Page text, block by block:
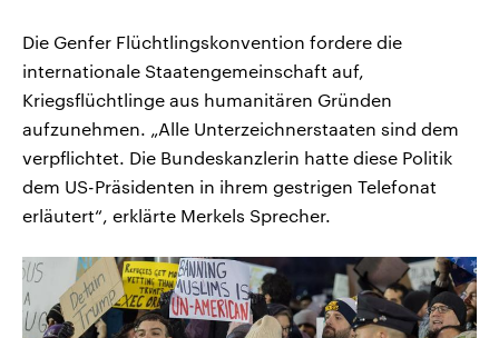
Die Genfer Flüchtlingskonvention fordere die
internationale Staatengemeinschaft auf,
Kriegsflüchtlinge aus humanitären Gründen
aufzunehmen. „Alle Unterzeichnerstaaten sind dem
verpflichtet. Die Bundeskanzlerin hatte diese Politik
dem US-Präsidenten in ihrem gestrigen Telefonat
erläutert“, erklärte Merkels Sprecher.